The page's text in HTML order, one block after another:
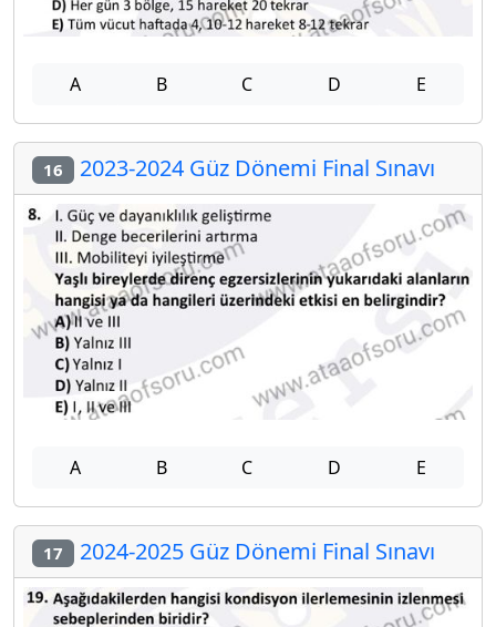
A B C D E
16 2023-2024 Güz Dönemi Final Sınavı
A B C D E
17 2024-2025 Güz Dönemi Final Sınavı